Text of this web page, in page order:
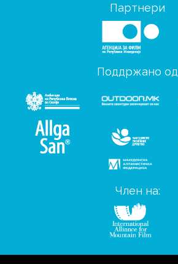
Партнери
Поддржано од
Член на: